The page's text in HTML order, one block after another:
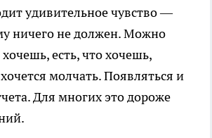
удивительное чувство —
ничего не должен. Можно
хочешь, есть, что хочешь,
молчать. Появляться и
Для многих это дороже